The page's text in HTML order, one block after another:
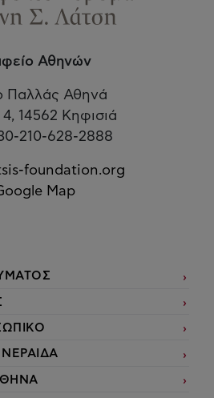
Αθηνών
Παλλάς Αθηνά
4, 14562 Κηφισιά
210-628-2888
foundation.org
Map